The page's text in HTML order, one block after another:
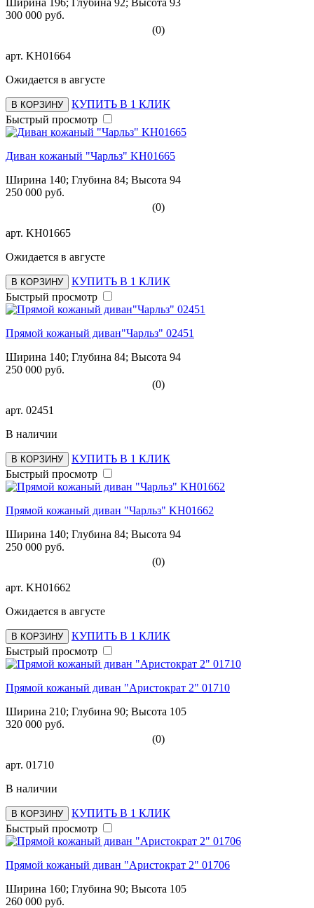
300 000 руб.
(0)
арт. KH01664
Ожидается в августе
В КОРЗИНУ
КУПИТЬ В 1 КЛИК
Быстрый просмотр
Диван кожаный "Чарльз" KH01665
Ширина 140; Глубина 84; Высота 94
250 000 руб.
(0)
арт. KH01665
Ожидается в августе
В КОРЗИНУ
КУПИТЬ В 1 КЛИК
Быстрый просмотр
Прямой кожаный диван"Чарльз" 02451
Ширина 140; Глубина 84; Высота 94
250 000 руб.
(0)
арт. 02451
В наличии
В КОРЗИНУ
КУПИТЬ В 1 КЛИК
Быстрый просмотр
Прямой кожаный диван "Чарльз" KH01662
Ширина 140; Глубина 84; Высота 94
250 000 руб.
(0)
арт. KH01662
Ожидается в августе
В КОРЗИНУ
КУПИТЬ В 1 КЛИК
Быстрый просмотр
Прямой кожаный диван "Аристократ 2" 01710
Ширина 210; Глубина 90; Высота 105
320 000 руб.
(0)
арт. 01710
В наличии
В КОРЗИНУ
КУПИТЬ В 1 КЛИК
Быстрый просмотр
Прямой кожаный диван "Аристократ 2" 01706
Ширина 160; Глубина 90; Высота 105
260 000 руб.